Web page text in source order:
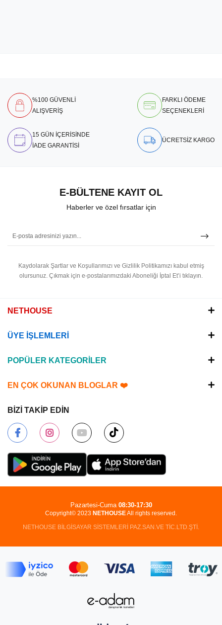
%100 GÜVENLİ
ALIŞVERİŞ
FARKLI ÖDEME
SEÇENEKLERİ
15 GÜN İÇERİSİNDE
İADE GARANTİSİ
ÜCRETSİZ KARGO
E-BÜLTENE KAYIT OL
Haberler ve özel fırsatlar için
Kaydolarak Şartlar ve Koşullarımızı ve Gizlilik Politikamızı kabul etmiş
olursunuz. Çıkmak için e-postalarımızdaki Aboneliği İptal Et’i tıklayın.
NETHOUSE
ÜYE İŞLEMLERİ
POPÜLER KATEGORİLER
EN ÇOK OKUNAN BLOGLAR ❤️
BİZİ TAKİP EDİN
Copyright© 2023 NETHOUSEAll rights reserved.
NETHOUSE BİLGİSAYAR SİSTEMLERİ PAZ.SAN.VE TİC.LTD.ŞTİ.
Pazartesi-Cuma 08:30-17:30